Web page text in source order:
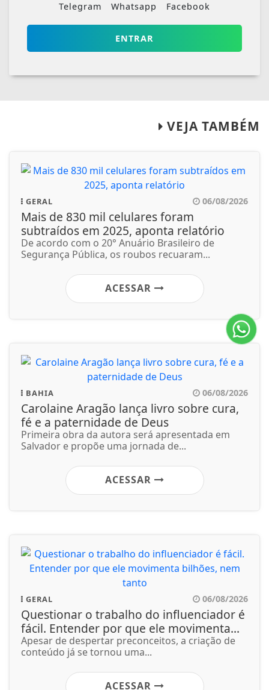
Telegram Whatsapp Facebook
ENTRAR
VEJA TAMBÉM
GERAL 06/08/2026
Mais de 830 mil celulares foram
subtraídos em 2025, aponta relatório
De acordo com o 20° Anuário Brasileiro de
Segurança Pública, os roubos recuaram...
ACESSAR
BAHIA 06/08/2026
Carolaine Aragão lança livro sobre cura,
fé e a paternidade de Deus
Primeira obra da autora será apresentada em
Salvador e propõe uma jornada de...
ACESSAR
GERAL 06/08/2026
Questionar o trabalho do influenciador é
fácil. Entender por que ele movimenta...
Apesar de despertar preconceitos, a criação de
conteúdo já se tornou uma...
ACESSAR